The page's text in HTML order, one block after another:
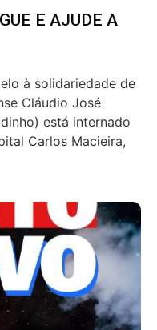
E AJUDE A
à solidariedade de
Cláudio José
está internado
Carlos Macieira,